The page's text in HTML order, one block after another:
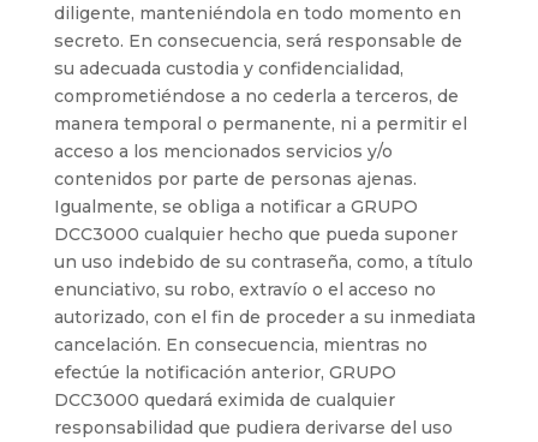
diligente, manteniéndola en todo momento en
secreto. En consecuencia, será responsable de
su adecuada custodia y confidencialidad,
comprometiéndose a no cederla a terceros, de
manera temporal o permanente, ni a permitir el
acceso a los mencionados servicios y/o
contenidos por parte de personas ajenas.
Igualmente, se obliga a notificar a GRUPO
DCC3000 cualquier hecho que pueda suponer
un uso indebido de su contraseña, como, a título
enunciativo, su robo, extravío o el acceso no
autorizado, con el fin de proceder a su inmediata
cancelación. En consecuencia, mientras no
efectúe la notificación anterior, GRUPO
DCC3000 quedará eximida de cualquier
responsabilidad que pudiera derivarse del uso